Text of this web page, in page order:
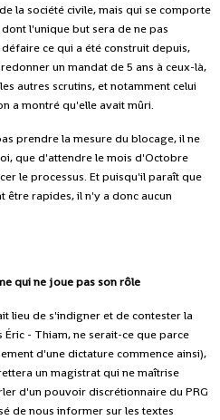
la société civile, mais qui se comporte
l'unique but sera de ne pas
ce qui a été construit depuis,
un mandat de 5 ans à ceux-là,
autres scrutins, et notamment celui
a montré qu'elle avait mûri.
prendre la mesure du blocage, il ne
que d'attendre le mois d'Octobre
le processus. Et puisqu'il paraît que
être rapides, il n'y a donc aucun
qui ne joue pas son rôle
lieu de s'indigner et de contester la
- Thiam, ne serait-ce que parce
d'une dictature commence ainsi),
un magistrat qui ne maîtrise
d'un pouvoir discrétionnaire du PRG
de nous informer sur les textes